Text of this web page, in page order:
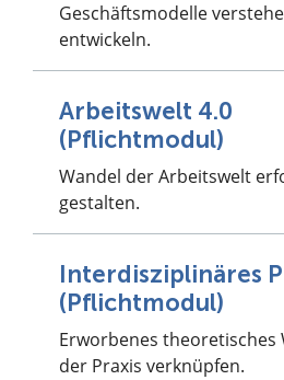
Geschäftsmodelle
entwickeln.
Arbeitswelt 4.0
(Pflichtmodul)
Wandel der Arbeitswelt
gestalten.
Interdisziplinäres
(Pflichtmodul)
Erworbenes theoretisches
der Praxis verknüpfen.